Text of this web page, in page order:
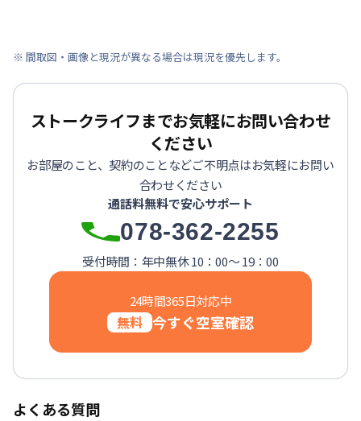
※ 間取図・画像と現況が異なる場合は現況を優先します。
ストークライフまでお気軽にお問い合わせ
ください
お部屋のこと、契約のことなどご不明点はお気軽にお問い
合わせください
通話料無料で安心サポート
078-362-2255
受付時間：年中無休 10：00～ 19：00
24時間365日対応中
無料 今すぐ空室確認
よくある質問